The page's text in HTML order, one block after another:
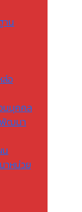
าน
ล่อ
นบุคคล
พัฒนา
น
หน่วย